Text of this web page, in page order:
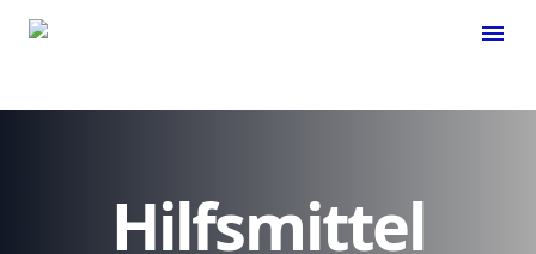
menu
Hilfsmittel